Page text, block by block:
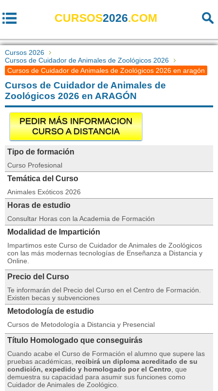
CURSOS2026.COM
Cursos 2026
Cursos de Cuidador de Animales de Zoológicos 2026
Cursos de Cuidador de Animales de Zoológicos 2026 en aragón
Cursos de Cuidador de Animales de
Zoológicos 2026 en ARAGÓN
PEDIR MÁS INFORMACION
CURSO A DISTANCIA
Tipo de formación
Curso Profesional
Temática del Curso
Animales Exóticos 2026
Horas de estudio
Consultar Horas con la Academia de Formación
Modalidad de Impartición
Impartimos este Curso de Cuidador de Animales de Zoológicos
con las más modernas tecnologías de Enseñanza a Distancia y
Online.
Precio del Curso
Te informarán del Precio del Curso en el Centro de Formación.
Existen becas y subvenciones
Metodología de estudio
Cursos de Metodología a Distancia y Presencial
Título Homologado que conseguirás
Cuando acabe el Curso de Formación el alumno que supere las
pruebas académicas, recibirá un diploma acreditado de su
condición, expedido y homologado por el Centro , que
demuestra su capacidad para asumir sus funciones como
Cuidador de Animales de Zoológico.